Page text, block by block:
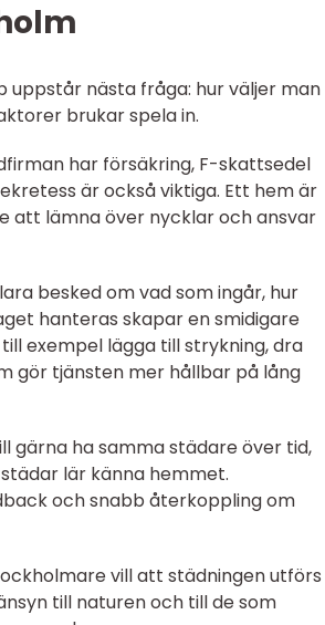
uppstår nästa fråga: hur väljer man
brukar spela in.
har försäkring, F-skattsedel
är också viktiga. Ett hem är
att lämna över nycklar och ansvar
besked om vad som ingår, hur
hanteras skapar en smidigare
exempel lägga till strykning, dra
gör tjänsten mer hållbar på lång
gärna ha samma städare över tid,
lär känna hemmet.
och snabb återkoppling om
vill att städningen utförs
till naturen och till de som